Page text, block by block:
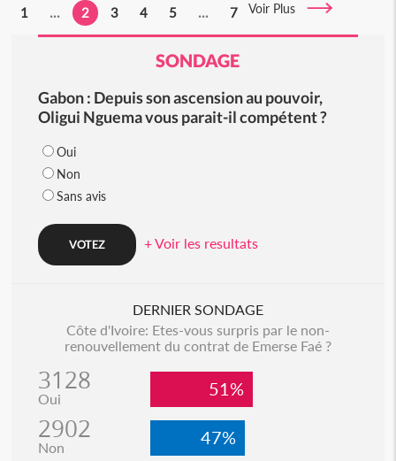
1 ... 2 3 4 5 ... 7 Voir Plus
SONDAGE
Gabon : Depuis son ascension au pouvoir,
Oligui Nguema vous parait-il compétent ?
Oui
Non
Sans avis
+ Voir les resultats
DERNIER SONDAGE
Côte d'Ivoire: Etes-vous surpris par le non-
renouvellement du contrat de Emerse Faé ?
3128
Oui 51%
2902
Non 47%